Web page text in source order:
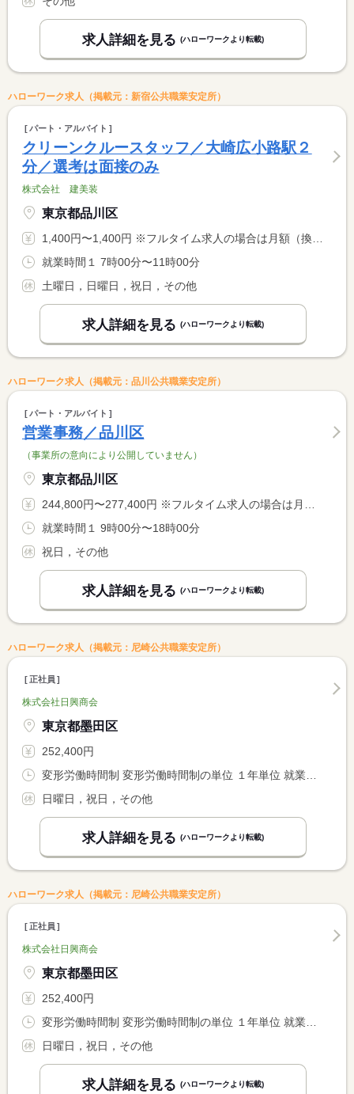
求人詳細を見る (ハローワークより転載)
ハローワーク求人（掲載元：新宿公共職業安定所）
パート・アルバイト
クリーンクルースタッフ／大崎広小路駅２
分／選考は面接のみ
株式会社 建美装
東京都品川区
1,400円〜1,400円 ※フルタイム求人の場合は月額（換算額）、パート求人の場合は時間額を表示しています。
就業時間１ 7時00分〜11時00分
土曜日，日曜日，祝日，その他
求人詳細を見る (ハローワークより転載)
ハローワーク求人（掲載元：品川公共職業安定所）
パート・アルバイト
営業事務／品川区
（事業所の意向により公開していません）
東京都品川区
244,800円〜277,400円 ※フルタイム求人の場合は月額（換算額）、パート求人の場合は時間額を表示しています。
就業時間１ 9時00分〜18時00分
祝日，その他
求人詳細を見る (ハローワークより転載)
ハローワーク求人（掲載元：尼崎公共職業安定所）
正社員
株式会社日興商会
東京都墨田区
252,400円
日曜日，祝日，その他
求人詳細を見る (ハローワークより転載)
ハローワーク求人（掲載元：尼崎公共職業安定所）
正社員
株式会社日興商会
東京都墨田区
252,400円
日曜日，祝日，その他
求人詳細を見る (ハローワークより転載)